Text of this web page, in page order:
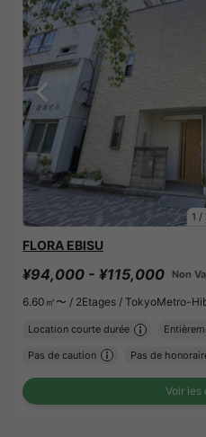
1 /
FLORA EBISU
¥94,000 - ¥115,000 Non
6.60㎡〜 / 2Etages / TokyoMetro-
Location courte durée
Pas de caution Pas de
Voir les